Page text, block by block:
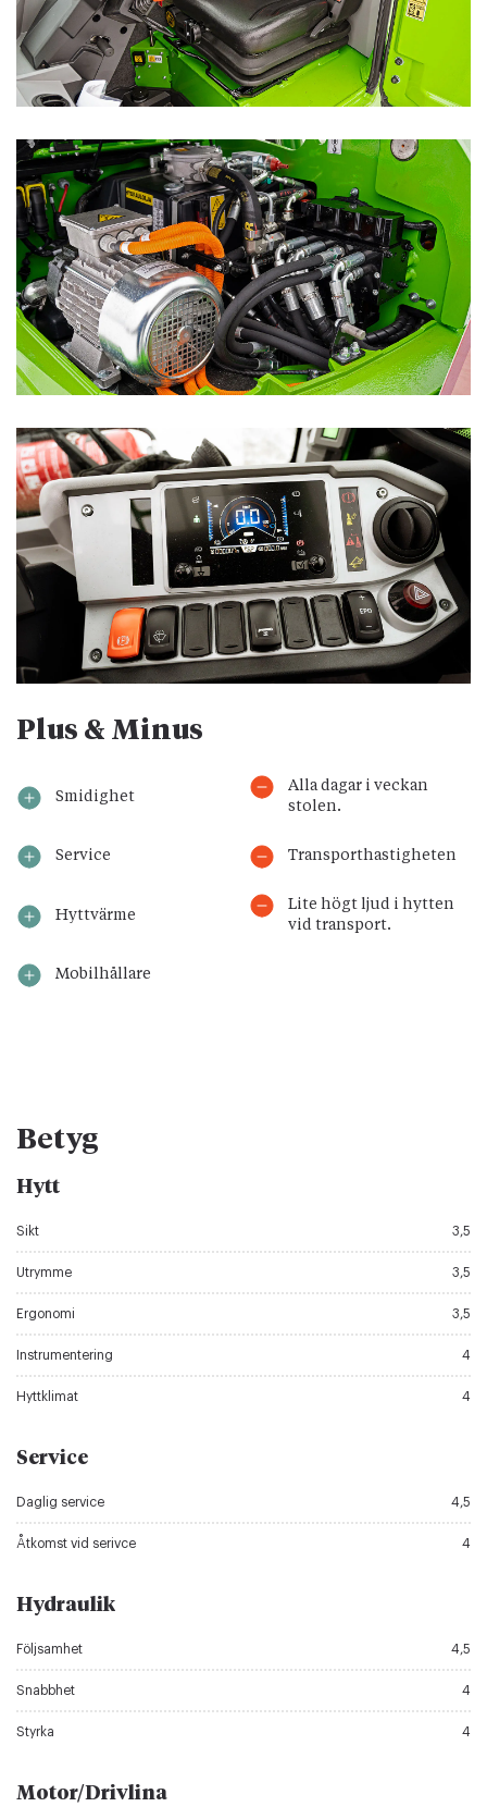
Plus & Minus
Smidighet
Alla dagar i veckan
stolen.
Service Transporthastigheten
Hyttvärme
Lite högt ljud i hytten
vid transport.
Mobilhållare
Betyg
Hytt
Sikt 3,5
Utrymme 3,5
Ergonomi 3,5
Instrumentering 4
Hyttklimat 4
Service
Daglig service 4,5
Åtkomst vid serivce 4
Hydraulik
Följsamhet 4,5
Snabbhet 4
Styrka 4
Motor/Drivlina